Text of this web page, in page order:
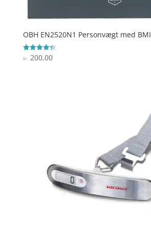
OBH EN2520N1 Personvægt med BMI
Vurderet
4.3
kr.200,00